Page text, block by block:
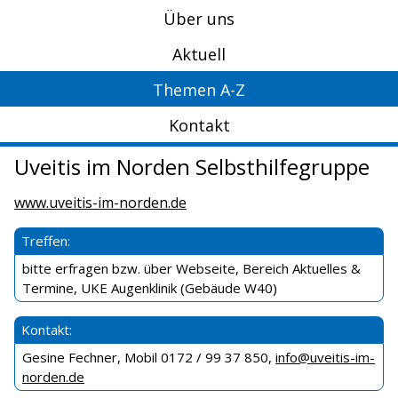
Über uns
Aktuell
Themen A-Z
Kontakt
Uveitis im Norden Selbsthilfegruppe
www.uveitis-im-norden.de
Treffen:
bitte erfragen bzw. über Webseite, Bereich Aktuelles &
Termine, UKE Augenklinik (Gebäude W40)
Kontakt:
Gesine Fechner, Mobil 0172 / 99 37 850, info@uveitis-im-
norden.de